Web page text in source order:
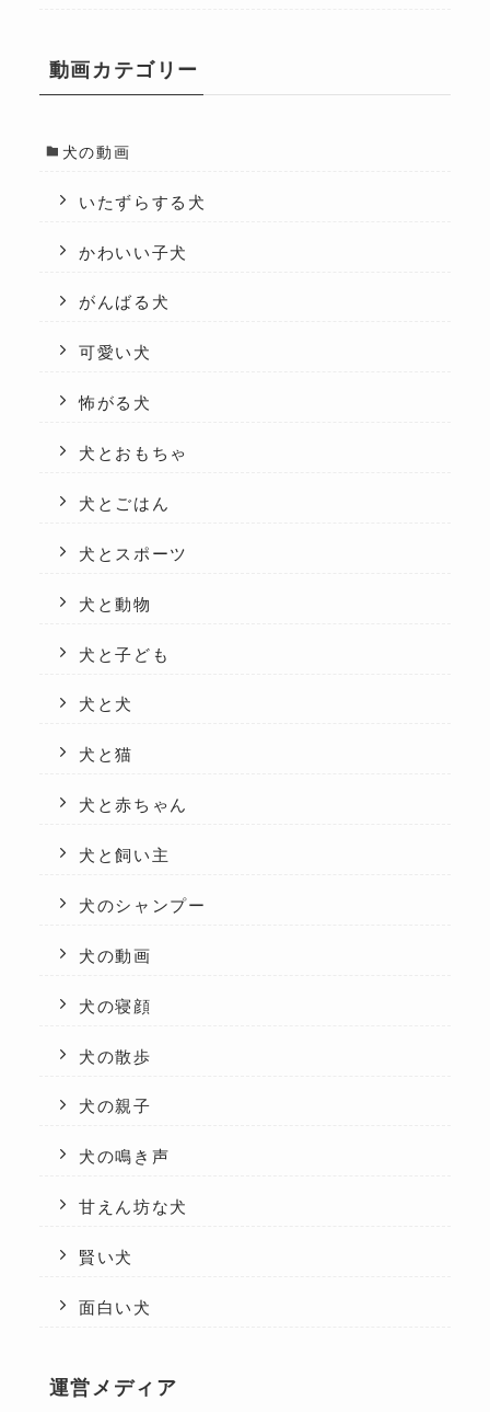
動画カテゴリー
犬の動画
いたずらする犬
かわいい子犬
がんばる犬
可愛い犬
怖がる犬
犬とおもちゃ
犬とごはん
犬とスポーツ
犬と動物
犬と子ども
犬と犬
犬と猫
犬と赤ちゃん
犬と飼い主
犬のシャンプー
犬の動画
犬の寝顔
犬の散歩
犬の親子
犬の鳴き声
甘えん坊な犬
賢い犬
面白い犬
運営メディア